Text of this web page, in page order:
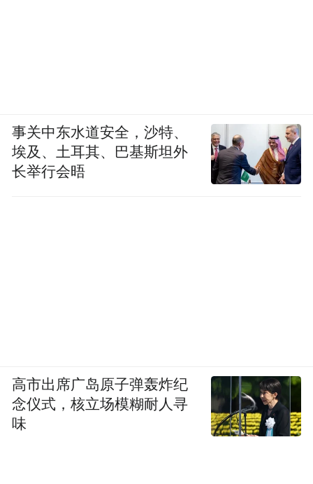
事关中东水道安全，沙特、
埃及、土耳其、巴基斯坦外
长举行会晤
高市出席广岛原子弹轰炸纪
念仪式，核立场模糊耐人寻
味